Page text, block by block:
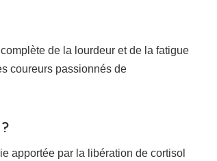
de la lourdeur et de la fatigue
coureurs passionnés de
apportée par la libération de cortisol